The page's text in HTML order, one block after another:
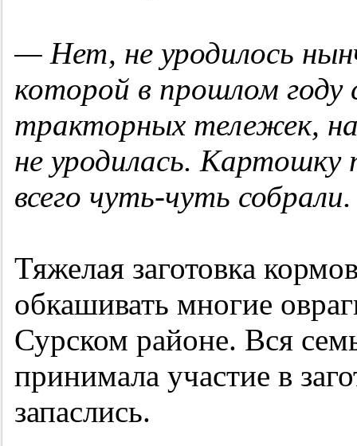
— Нет, не уродилось
которой в прошлом году
тракторных тележек,
не уродилась.
всего чуть-чуть собрали.
Тяжелая заготовка
обкашивать многие
Сурском районе. Вся
принимала участие в
запаслись.